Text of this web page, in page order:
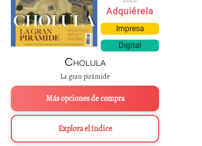
Réplica de Coyolxauhqui colocada en el lugar de su
Adquiérela
Impresa
Digital
Cholula
La gran pirámide
Más opciones de compra
Explora el índice